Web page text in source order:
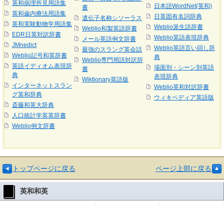
英和病理所見用語集
英和歯内療法用語集
英和実験動物学用語集
EDR日英対訳辞書
JMnedict
Weblio記号和英辞書
英語イディオム表現辞
典
インターネットスラン
グ英和辞典
斎藤和英大辞典
人口統計学英英辞書
Weblio例文辞書
書
遺伝子名称シソーラス
Weblio和製英語辞書
メール英語例文辞書
最強のスラング英会話
Weblio専門用語対訳辞
書
Wiktionary英語版
日本語WordNet(英和)
日英固有名詞辞典
Weblio派生語辞書
Weblio英語表現辞典
Weblio英語言い回し辞
典
場面別・シーン別英語
表現辞典
Weblio英和対訳辞書
ウィキペディア英語版
トップページに戻る ページ上部に戻る
英和和英